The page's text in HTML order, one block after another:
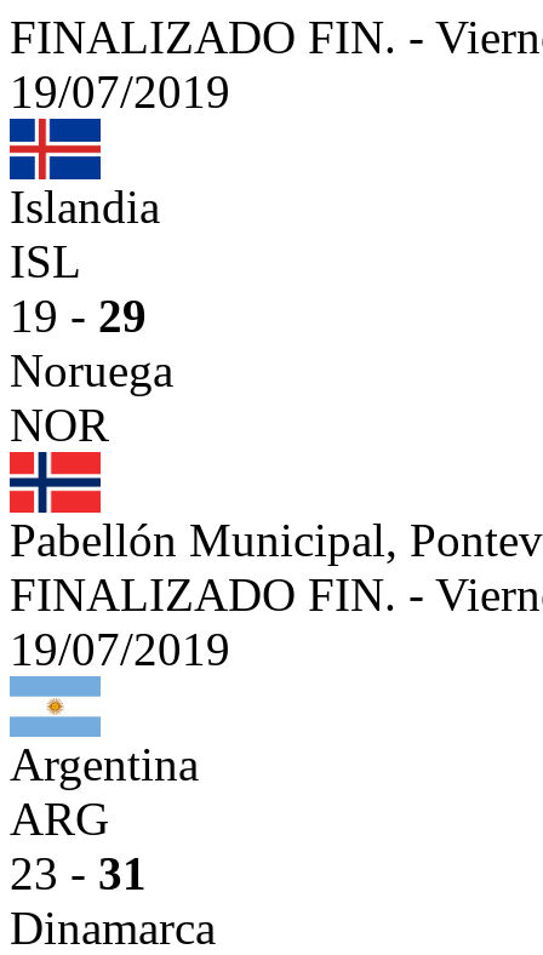
FINALIZADO FIN. -
19/07/2019
Islandia
ISL
19 - 29
Noruega
NOR
Pabellón Municipal,
FINALIZADO FIN. -
19/07/2019
Argentina
ARG
23 - 31
Dinamarca